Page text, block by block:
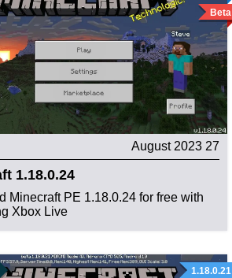
Beta
27 August 2023
1.18.0.24
Minecraft PE 1.18.0.24 for free with
Xbox Live:…
1.18.0.21